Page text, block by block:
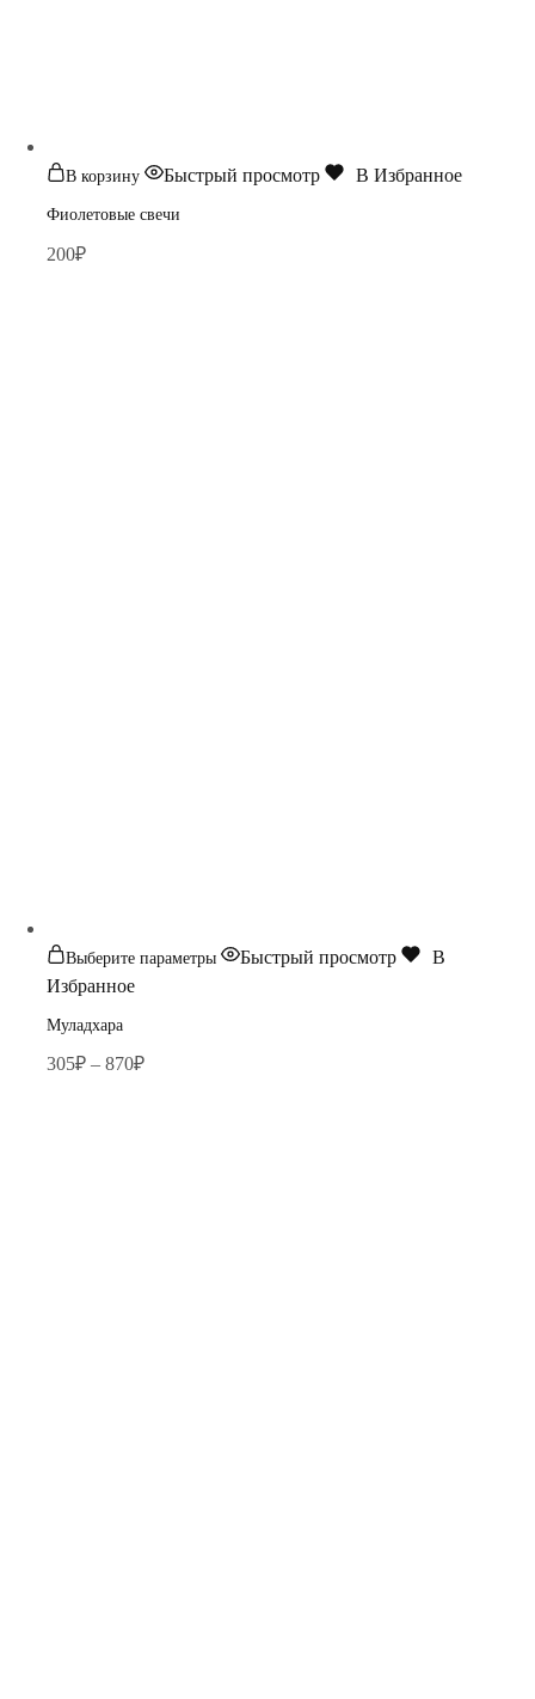
В корзину Быстрый просмотр В Избранное
Фиолетовые свечи
200₽
Выберите параметры ЭтотБыстрый просмотр
В
Избранное
Муладхара
305₽ – 870₽Диапазон